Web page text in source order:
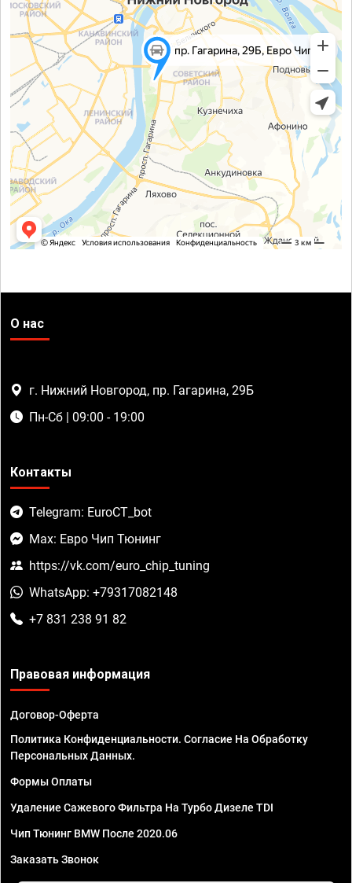
О нас
г. Нижний Новгород, пр. Гагарина, 29Б
Пн-Сб | 09:00 - 19:00
Контакты
Telegram: EuroCT_bot
Max: Евро Чип Тюнинг
https://vk.com/euro_chip_tuning
WhatsApp: +79317082148
+7 831 238 91 82
Правовая информация
Договор-Оферта
Политика Конфиденциальности. Согласие На Обработку
Персональных Данных.
Формы Оплаты
Удаление Сажевого Фильтра На Турбо Дизеле TDI
Чип Тюнинг BMW После 2020.06
Заказать Звонок